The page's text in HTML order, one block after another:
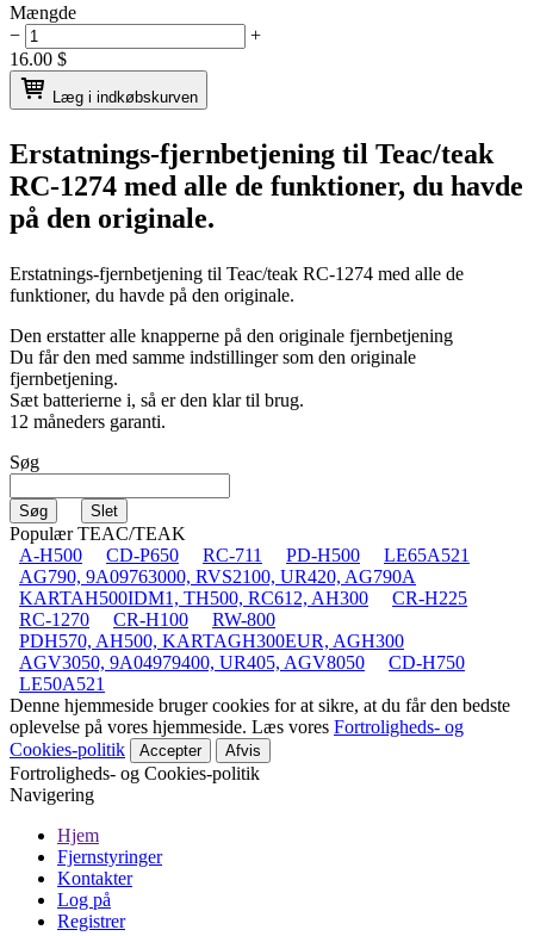
Mængde
−
+
16.00 $
Læg i indkøbskurven
Erstatnings-fjernbetjening til Teac/teak
RC-1274 med alle de funktioner, du havde
på den originale.
Erstatnings-fjernbetjening til Teac/teak RC-1274 med alle de
funktioner, du havde på den originale.
Den erstatter alle knapperne på den originale fjernbetjening
Du får den med samme indstillinger som den originale
fjernbetjening.
Sæt batterierne i, så er den klar til brug.
12 måneders garanti.
Søg
Populær TEAC/TEAK
A-H500
CD-P650 RC-711 PD-H500
LE65A521
AG790, 9A09763000, RVS2100, UR420, AG790A
KARTAH500IDM1, TH500, RC612, AH300
CR-H225
RC-1270
CR-H100
RW-800
PDH570, AH500, KARTAGH300EUR, AGH300
AGV3050, 9A04979400, UR405, AGV8050
CD-H750
LE50A521
Denne hjemmeside bruger cookies for at sikre, at du får den bedste
oplevelse på vores hjemmeside. Læs vores Fortroligheds- og
Cookies-politik
Accepter Afvis
Fortroligheds- og Cookies-politik
Navigering
Hjem
Fjernstyringer
Kontakter
Log på
Registrer